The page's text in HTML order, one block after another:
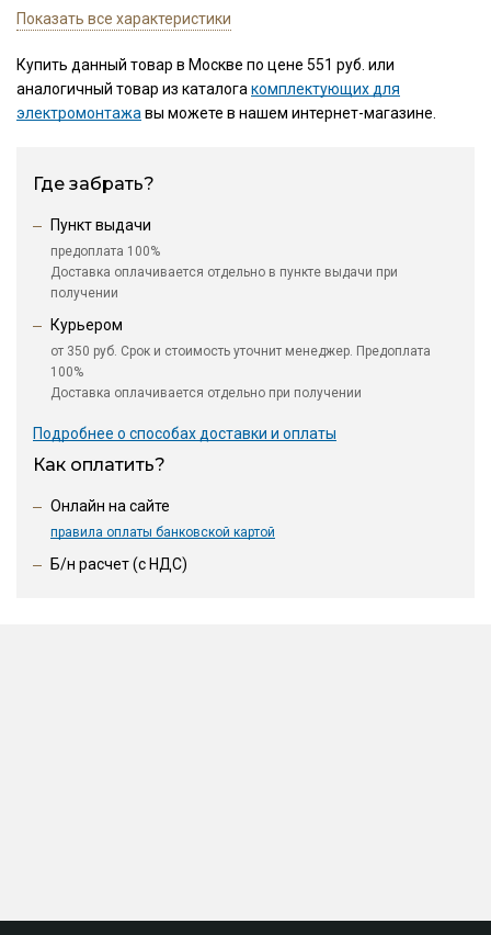
Показать все характеристики
Купить данный товар в Москве по цене 551 руб. или
аналогичный товар из каталогакомплектующих для
электромонтажавы можете в нашем интернет-магазине.
Где забрать?
Пункт выдачи
предоплата 100%
Доставка оплачивается отдельно в пункте выдачи при
получении
Курьером
от 350 руб. Срок и стоимость уточнит менеджер. Предоплата
100%
Доставка оплачивается отдельно при получении
Подробнее о способах доставки и оплаты
Как оплатить?
Онлайн на сайте
правила оплаты банковской картой
Б/н расчет (c НДС)